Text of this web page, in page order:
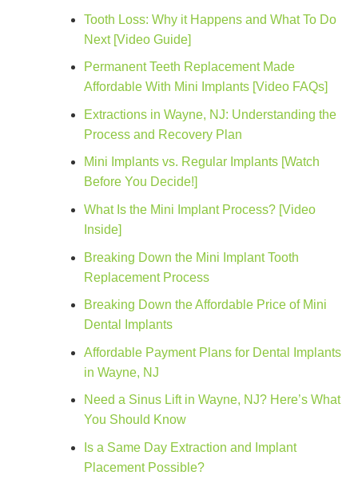
Tooth Loss: Why it Happens and What To Do
Next [Video Guide]
Permanent Teeth Replacement Made
Affordable With Mini Implants [Video FAQs]
Extractions in Wayne, NJ: Understanding the
Process and Recovery Plan
Mini Implants vs. Regular Implants [Watch
Before You Decide!]
What Is the Mini Implant Process? [Video
Inside]
Breaking Down the Mini Implant Tooth
Replacement Process
Breaking Down the Affordable Price of Mini
Dental Implants
Affordable Payment Plans for Dental Implants
in Wayne, NJ
Need a Sinus Lift in Wayne, NJ? Here’s What
You Should Know
Is a Same Day Extraction and Implant
Placement Possible?